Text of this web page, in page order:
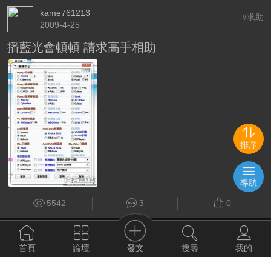
kame761213
2009-4-25
#求助
播藍光會頓頓 請求高手相助
5542 3 0
dummytrue
2009-6-21
#求助
首頁 論壇 發文 搜尋 我的
排序
導航